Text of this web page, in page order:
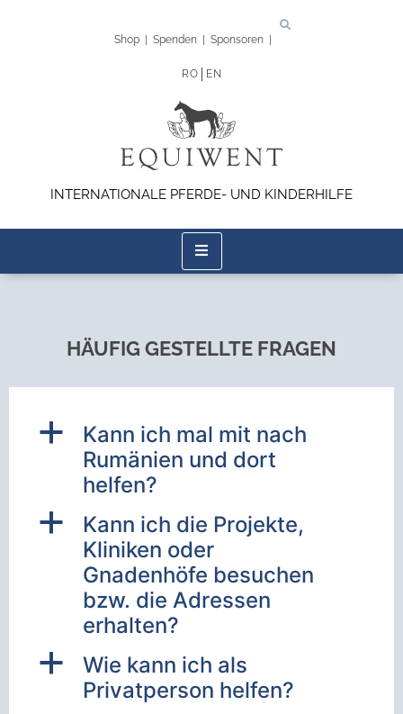
Shop Spenden Sponsoren
INTERNATIONALE PFERDE- UND KINDERHILFE
RO EN
HÄUFIG GESTELLTE FRAGEN
a
Kann ich mal mit nach
Rumänien und dort
helfen?
a
Kann ich die Projekte,
Kliniken oder
Gnadenhöfe besuchen
bzw. die Adressen
erhalten?
a
Wie kann ich als
Privatperson helfen?